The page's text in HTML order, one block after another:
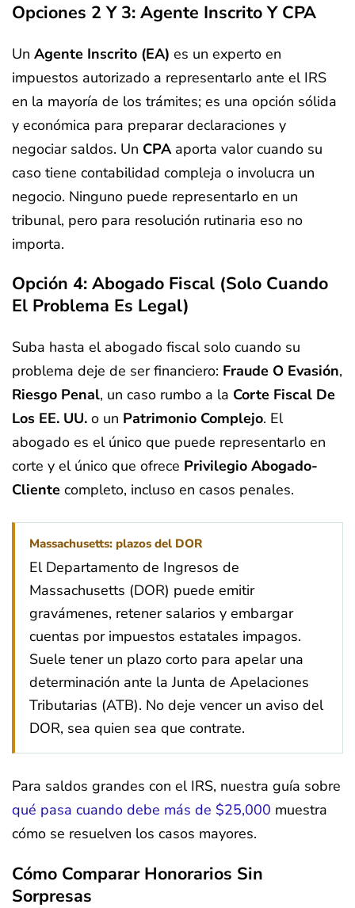
Opciones 2 Y 3: Agente Inscrito Y CPA
Un Agente Inscrito (EA) es un experto en
impuestos autorizado a representarlo ante el IRS
en la mayoría de los trámites; es una opción sólida
y económica para preparar declaraciones y
negociar saldos. Un CPAaporta valor cuando su
caso tiene contabilidad compleja o involucra un
negocio. Ninguno puede representarlo en un
tribunal, pero para resolución rutinaria eso no
importa.
Opción 4: Abogado Fiscal (solo Cuando
El Problema Es Legal)
Suba hasta el abogado fiscal solo cuando su
problema deje de ser financiero: Fraude O Evasión,
Riesgo Penal, un caso rumbo a la Corte Fiscal De
Los EE. UU. o un Patrimonio Complejo. El
abogado es el único que puede representarlo en
corte y el único que ofrece Privilegio Abogado-
Cliente completo, incluso en casos penales.
Massachusetts: plazos del DOR
El Departamento de Ingresos de
Massachusetts (DOR) puede emitir
gravámenes, retener salarios y embargar
cuentas por impuestos estatales impagos.
Suele tener un plazo corto para apelar una
determinación ante la Junta de Apelaciones
Tributarias (ATB). No deje vencer un aviso del
DOR, sea quien sea que contrate.
Para saldos grandes con el IRS, nuestra guía sobre
qué pasa cuando debe más de $25,000 muestra
cómo se resuelven los casos mayores.
Cómo Comparar Honorarios Sin
Sorpresas